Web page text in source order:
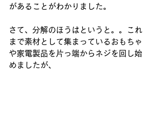
があることがわかりました。
さて、分解のほうはというと。。これ
まで素材として集まっているおもちゃ
や家電製品を片っ端からネジを回し始
めましたが、